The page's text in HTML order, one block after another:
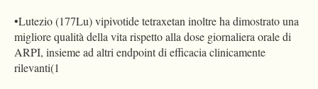
•Lutezio (177Lu) vipivotide tetraxetan inoltre ha dimostrato una
migliore qualità della vita rispetto alla dose giornaliera orale di
ARPI, insieme ad altri endpoint di efficacia clinicamente
rilevanti(1